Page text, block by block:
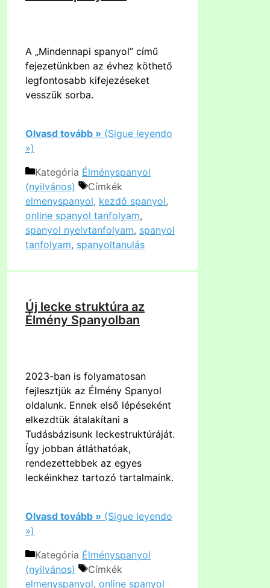
A „Mindennapi spanyol” című
fejezetünkben az évhez köthető
legfontosabb kifejezéseket
vesszük sorba.
Olvasd tovább » (Sigue leyendo
»)
Kategória Élményspanyol
(nyilvános)
Címkék
elmenyspanyol, kezdő spanyol,
online spanyol tanfolyam,
spanyol nyelvtanfolyam, spanyol
tanfolyam, spanyoltanulás
Új lecke struktúra az
Élmény Spanyolban
2023-ban is folyamatosan
fejlesztjük az Élmény Spanyol
oldalunk. Ennek első lépéseként
elkezdtük átalakítani a
Tudásbázisunk leckestruktúráját.
Így jobban átláthatóak,
rendezettebbek az egyes
leckéinkhez tartozó tartalmaink.
Olvasd tovább » (Sigue leyendo
»)
Kategória Élményspanyol
(nyilvános)
Címkék
elmenyspanyol, online spanyol